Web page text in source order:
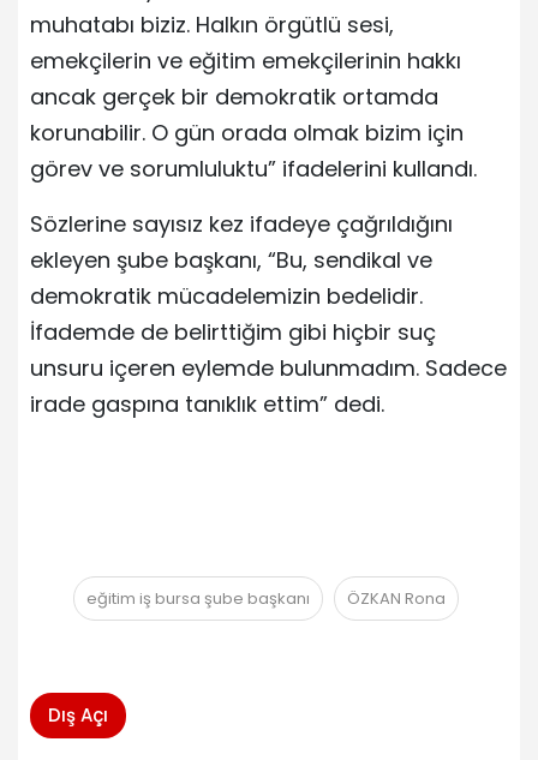
muhatabı biziz. Halkın örgütlü sesi,
emekçilerin ve eğitim emekçilerinin hakkı
ancak gerçek bir demokratik ortamda
korunabilir. O gün orada olmak bizim için
görev ve sorumluluktu” ifadelerini kullandı.
Sözlerine sayısız kez ifadeye çağrıldığını
ekleyen şube başkanı, “Bu, sendikal ve
demokratik mücadelemizin bedelidir.
İfademde de belirttiğim gibi hiçbir suç
unsuru içeren eylemde bulunmadım. Sadece
irade gaspına tanıklık ettim” dedi.
eğitim iş bursa şube başkanı ÖZKAN Rona
Dış Açı